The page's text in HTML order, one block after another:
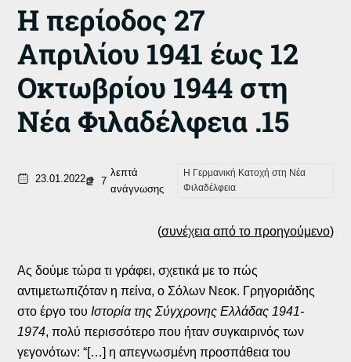
Η περίοδος 27
Απριλίου 1941 έως 12
Οκτωβρίου 1944 στη
Νέα Φιλαδέλφεια .15
23.01.2022 7
λεπτά
ανάγνωσης
Η Γερμανική Κατοχή στη Νέα
Φιλαδέλφεια
(συνέχεια από το προηγούμενο)
Ας δούμε τώρα τι γράφει, σχετικά με το πώς
αντιμετωπιζόταν η πείνα, ο Σόλων Νεοκ. Γρηγοριάδης
στο έργο του Ιστορία της Σύγχρονης Ελλάδας 1941-
1974, πολύ περισσότερο που ήταν συγκαιρινός των
γεγονότων: “[…] η απεγνωσμένη προσπάθεια του